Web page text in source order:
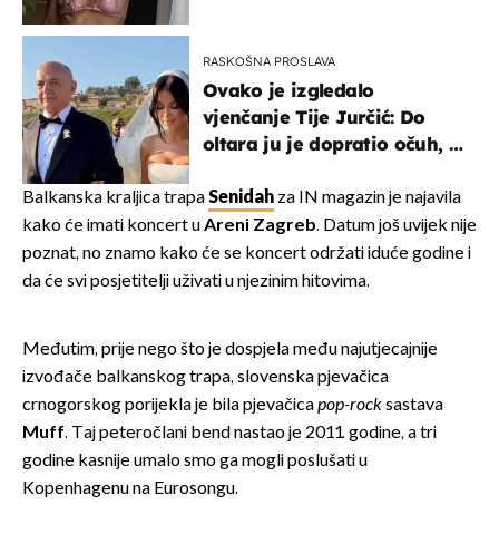
RASKOŠNA PROSLAVA
Ovako je izgledalo
vjenčanje Tije Jurčić: Do
oltara ju je dopratio očuh, a
Balkanska kraljica trapaSenidahza IN magazin je najavila
kako će imati koncert uAreni Zagreb. Datum još uvijek nije
poznat, no znamo kako će se koncert održati iduće godine i
da će svi posjetitelji uživati u njezinim hitovima.
Međutim, prije nego što je dospjela među najutjecajnije
izvođače balkanskog trapa, slovenska pjevačica
crnogorskog porijekla je bila pjevačicapop-rocksastava
Muff. Taj peteročlani bend nastao je 2011. godine, a tri
godine kasnije umalo smo ga mogli poslušati u
Kopenhagenu na Eurosongu.